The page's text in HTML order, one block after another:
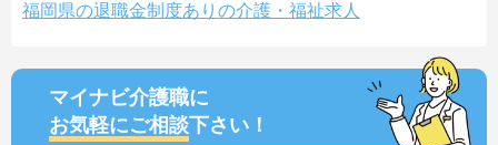
福岡県の退職金制度ありの介護・福祉求人
マイナビ介護職に
お気軽にご相談下さい！